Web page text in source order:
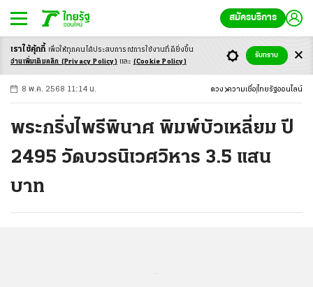
สมัครบริการ
-ก ก ก+
8 พ.ค. 2568 11:14 น. ดวง ความเชื่อ ไทยรัฐออนไลน์
พระกริ่งไพรีพินาศ พิมพ์บัวเหลี่ยม ปี
2495 วัดบวรนิเวศวิหาร 3.5 แสน
บาท
เราใช้คุ้กกี้ เพื่อให้ทุกคนได้ประสบการณ์การใช้งานที่ดียิ่งขึ้น
อ่านเพิ่มเติมคลิก (Privacy Policy) และ (Cookie Policy)
รับทราบ